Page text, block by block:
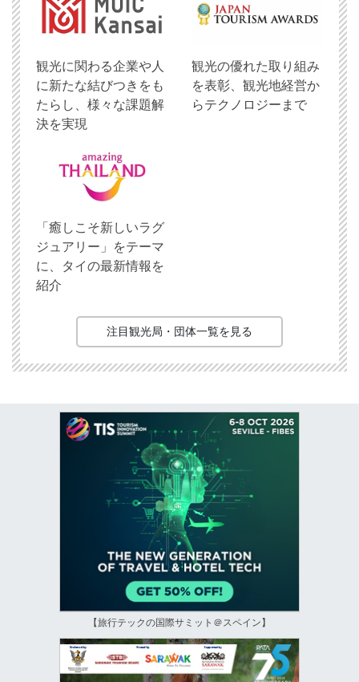
観光に関わる企業や人
に新たな結びつきをも
たらし、様々な課題解
決を実現
観光の優れた取り組み
を表彰、観光地経営か
らテクノロジーまで
「癒しこそ新しいラグ
ジュアリー」をテーマ
に、タイの最新情報を
紹介
注目観光局・団体一覧を見る
【旅行テックの国際サミット＠スペイン】